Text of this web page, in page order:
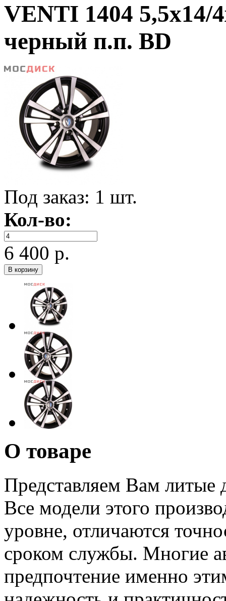
VENTI 1404 5,5x14/
черный п.п. BD
Под заказ: 1 шт.
Кол-во:
6 400 р.
О товаре
Представляем Вам
Все модели этого
уровне, отличаются
сроком службы. Многие
предпочтение именно